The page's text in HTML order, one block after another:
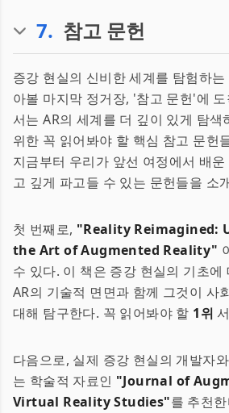
7. 참고 문헌
증강 현실의 신비한 세계를 탐험하
아볼 마지막 정거장, '참고 문헌'에
서는 AR의 세계를 더 깊이 있게 탐색
위한 꼭 읽어봐야 할 핵심 참고 문헌
지금부터 우리가 앞선 여정에서 배
고 깊게 파고들 수 있는 문헌들을 소
첫 번째로, "Reality Reimagined:
the Art of Augmented Reality"
수 있다. 이 책은 증강 현실의 기초에
AR의 기술적 면면과 함께 그것이 사
대해 탐구한다. 꼭 읽어봐야 할 1위
다음으로, 실제 증강 현실의 개발자
는 학술적 자료인 "Journal of
Virtual Reality Studies"를 추천